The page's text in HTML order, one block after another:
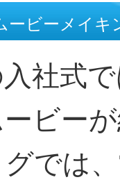
ービーメイキ
入社式
ビー
では